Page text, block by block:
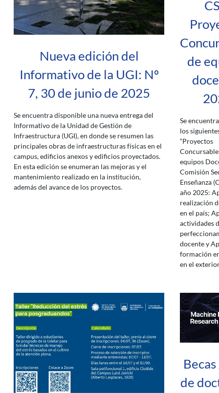
Nueva edición del
Informativo de la UGI: Nº
7, 30 de junio de 2025
Se encuentra disponible una nueva entrega del
Informativo de la Unidad de Gestión de
Infraestructura (UGI), en donde se resumen las
principales obras de infraestructuras físicas en el
campus, edificios anexos y edificios proyectados.
En esta edición se enumeran las mejoras y el
mantenimiento realizado en la institución,
además del avance de los proyectos.
de
Se
los
“Proyectos
equipos
Comisión
Enseñanza
año 2025:
realización
en el país;
actividades
docente y
formación
en el
de